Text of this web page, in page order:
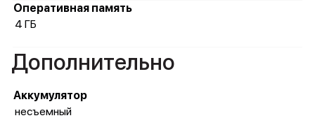
Оперативная память
4 ГБ
Дополнительно
Аккумулятор
несъемный